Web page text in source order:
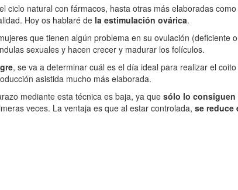
ciclo natural con fármacos, hasta otras más elaboradas
Hoy os hablaré de la estimulación ovárica.
que tienen algún problema en su ovulación (deficiente
sexuales y hacen crecer y madurar los folículos.
, se va a determinar cuál es el día ideal para realizar el
asistida mucho más elaborada.
mediante esta técnica es baja, ya que sólo lo consiguen
veces. La ventaja es que al estar controlada, se reduce